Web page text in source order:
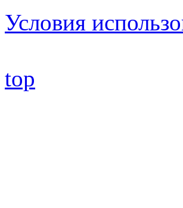
Условия
top